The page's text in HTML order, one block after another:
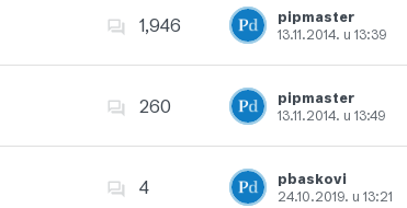
Dodajte u favorite
1,946
pipmaster
13.11.2014. u 13:39
Dodajte u favorite
260
pipmaster
13.11.2014. u 13:49
Dodajte u favorite
4
pbaskovi
24.10.2019. u 13:21